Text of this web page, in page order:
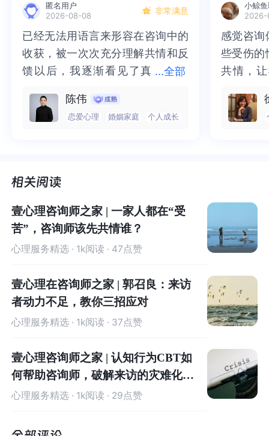
穿越回12年前，平行芝士世界，小学五年级的故事。
从成年男女，一下子变回11岁小孩。
可以想象，
如果真的发生在你身上，是多么有趣又让人难
以忍受的事情。
试图通过重新促成2006年暑期的一张奥数集训营合影，实
现穿越回现世的目标。
于是，产生了一连串啼笑皆非、笑中带泪的孩童之间、孩
匿名用户
2026-08-08
非常满意
...全部
已经无法用语言来形容在咨询中的
收获，被一次次充分理解共情和反
馈以后，我逐渐看见了真
清晰，也慢慢找回了内在的力量。
虽然不知道还要有多久的路要走，
这里，让我真切的感受到了🙏❤️
已经无法用语言来形容在咨询中的
收获，被一次次充分理解共情和反
馈以后，我逐渐看见了真实的那
也慢慢找回了内在的力量。虽然不
知道还要有多久的路要走，但我很
让我真切的感受到了🙏❤️
陈伟
恋爱心理 婚姻家庭 个人成长
小鲸
感觉咨询
些受伤的
共情，
一部分
而且当
感觉咨询
些受伤的
共情，让
处理的
询师准
壹心理咨询师之家 | 一家人都在“受
苦”，咨询师该先共情谁？
心理服务精选 · 1k阅读 · 47点赞
壹心理在咨询师之家 | 郭召良：来访
者动力不足，教你三招应对
心理服务精选 · 1k阅读 · 37点赞
壹心理咨询师之家 | 认知行为CBT如
何帮助咨询师，破解来访的灾难化思
维
心理服务精选 · 1k阅读 · 29点赞